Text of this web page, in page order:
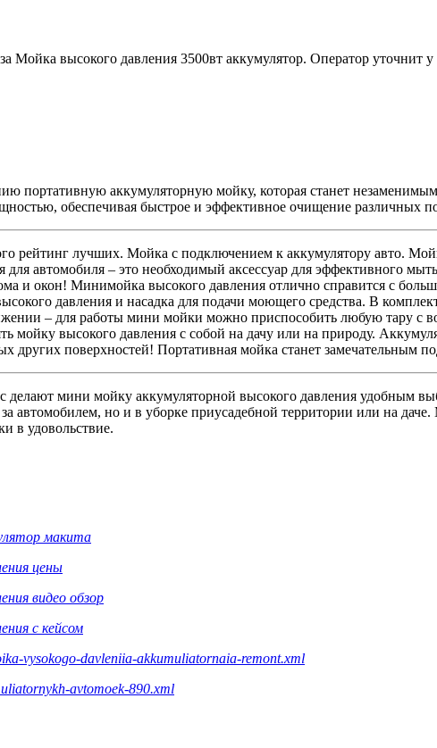
Мойка высокого давления 3500вт аккумулятор. Оператор
портативную аккумуляторную мойку, которая станет
обеспечивая быстрое и эффективное очищение различных
рейтинг лучших. Мойка с подключением к аккумулятору авто.
автомобиля – это необходимый аксессуар для эффективного
и окон! Минимойка высокого давления отлично справится с
давления и насадка для подачи моющего средства. В
– для работы мини мойки можно приспособить любую тару с
мойку высокого давления с собой на дачу или на природу.
других поверхностей! Портативная мойка станет замечательным
мини мойку аккумуляторной высокого давления удобным
автомобилем, но и в уборке приусадебной территории или на
в удовольствие.
макита
цены
видео обзор
с кейсом
vysokogo-davleniia-akkumuliatornaia-remont.xml
avtomoek-890.xml